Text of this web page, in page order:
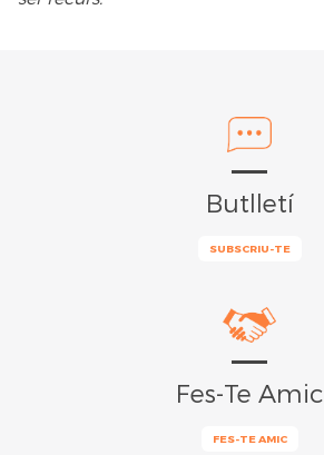
Butlletí
SUBSCRIU-TE
Fes-Te Amic
FES-TE AMIC